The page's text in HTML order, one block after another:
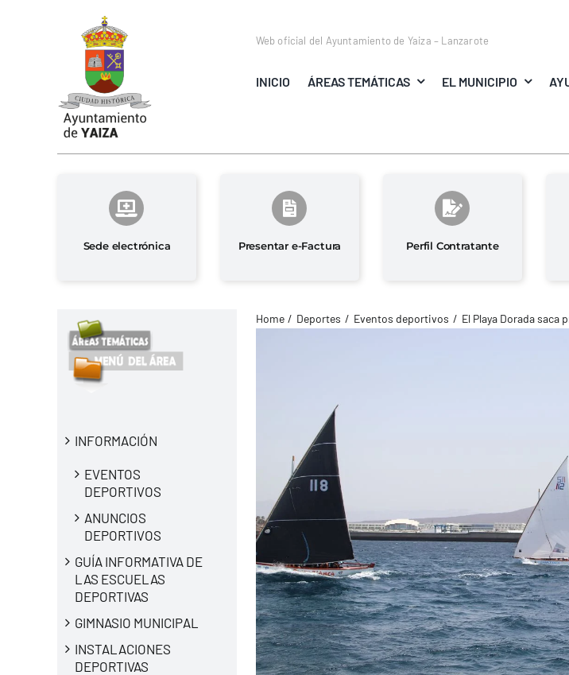
Web oficial del Ayuntamiento de Yaiza – Lanzarote
INICIO ÁREAS TEMÁTICAS EL MUNICIPIO
Sede electrónica Presentar e-Factura Perfil Contratante
INFORMACIÓN
EVENTOS
DEPORTIVOS
ANUNCIOS
DEPORTIVOS
GUÍA INFORMATIVA DE
LAS ESCUELAS
DEPORTIVAS
GIMNASIO MUNICIPAL
INSTALACIONES
DEPORTIVAS
Home Deportes Eventos deportivos El Playa Dorada saca